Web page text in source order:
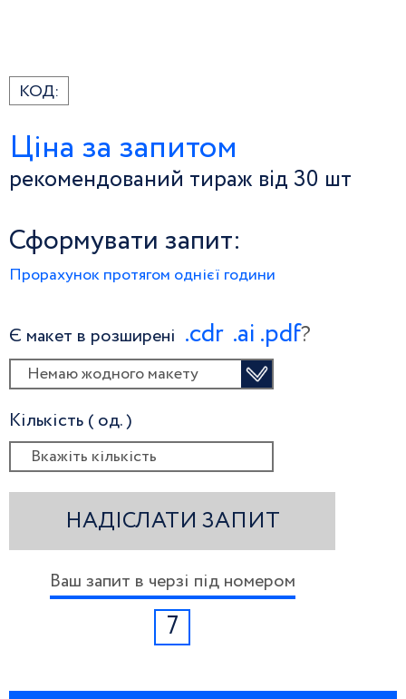
КОД:
Ціна за запитом
рекомендований тираж від 30 шт
Сформувати запит:
Прорахунок протягом однієї години
Є макет в розширені .сdr .ai .pdf?
Немаю жодного макету
Кількість ( од. )
НАДІСЛАТИ ЗАПИТ
Ваш запит в черзі під номером
7